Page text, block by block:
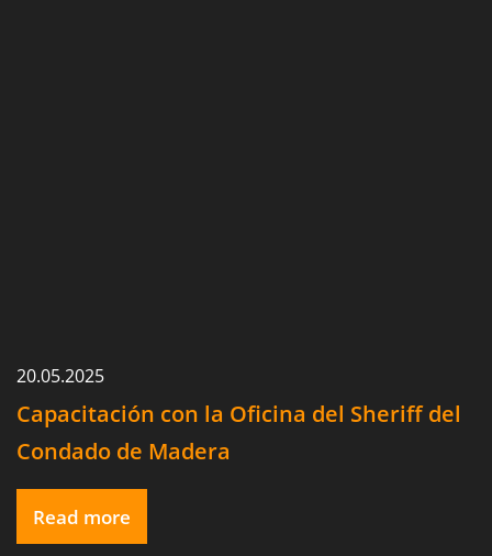
20.05.2025
Capacitación con la Oficina del Sheriff del
Condado de Madera
Read more